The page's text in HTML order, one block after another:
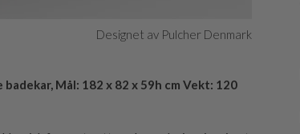
Designet av Pulcher Denmark
Mål: 182 x 82 x 59h cm Vekt: 120